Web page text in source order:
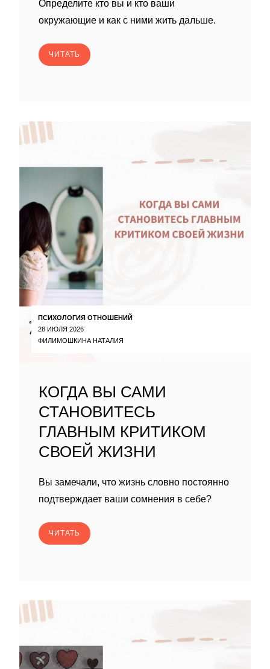
Определите кто вы и кто ваши
окружающие и как с ними жить дальше.
ЧИТАТЬ
ПСИХОЛОГИЯ ОТНОШЕНИЙ
28 ИЮЛЯ 2026
ФИЛИМОШКИНА НАТАЛИЯ
КОГДА ВЫ САМИ
СТАНОВИТЕСЬ
ГЛАВНЫМ КРИТИКОМ
СВОЕЙ ЖИЗНИ
Вы замечали, что жизнь словно постоянно
подтверждает ваши сомнения в себе?
ЧИТАТЬ